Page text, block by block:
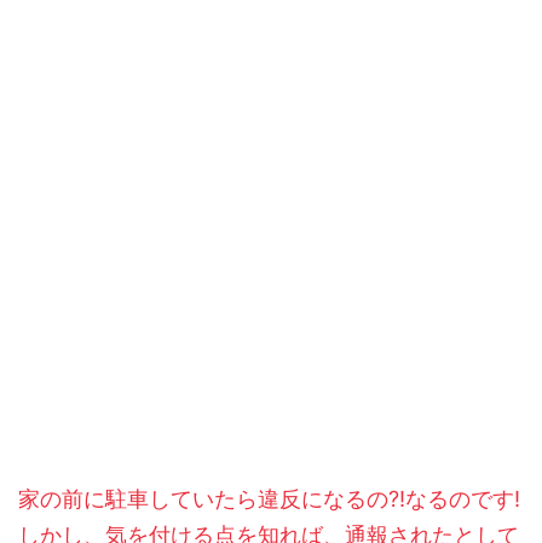
家の前に駐車していたら違反になるの?!なるのです!
しかし、気を付ける点を知れば、通報されたとして